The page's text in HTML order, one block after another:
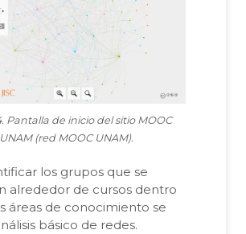
Pantalla de inicio del sitio MOOC
UNAM (red MOOC UNAM).
los grupos que se
alrededor de cursos dentro
áreas de conocimiento se
básico de redes.